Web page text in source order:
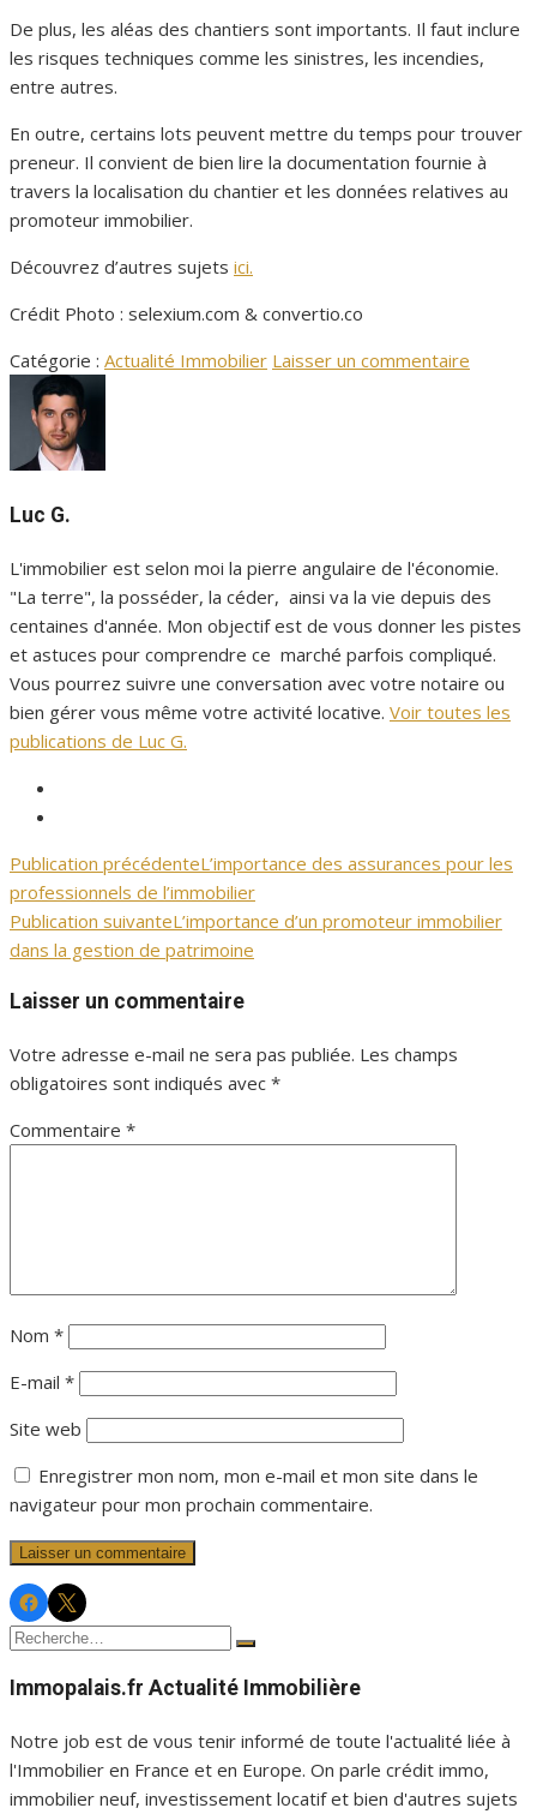
De plus, les aléas des chantiers sont importants. Il faut inclure
les risques techniques comme les sinistres, les incendies,
entre autres.
En outre, certains lots peuvent mettre du temps pour trouver
preneur. Il convient de bien lire la documentation fournie à
travers la localisation du chantier et les données relatives au
promoteur immobilier.
Découvrez d’autres sujets ici.
Crédit Photo : selexium.com & convertio.co
Catégorie : Actualité Immobilier Laisser un commentaire
Luc G.
L'immobilier est selon moi la pierre angulaire de l'économie.
"La terre", la posséder, la céder, ainsi va la vie depuis des
centaines d'année. Mon objectif est de vous donner les pistes
et astuces pour comprendre ce marché parfois compliqué.
Vous pourrez suivre une conversation avec votre notaire ou
bien gérer vous même votre activité locative. Voir toutes les
publications de Luc G.
Navigation
de
l’article
Publication précédenteL’importance des assurances pour les
professionnels de l’immobilier
Publication suivanteL’importance d’un promoteur immobilier
dans la gestion de patrimoine
Laisser un commentaire
Votre adresse e-mail ne sera pas publiée. Les champs
obligatoires sont indiqués avec *
Commentaire *
Nom *
E-mail *
Site web
Enregistrer mon nom, mon e-mail et mon site dans le
navigateur pour mon prochain commentaire.
Facebook
Immopalais
Twitter
Immopalais
Recherche
Rechercher
Immopalais.fr Actualité Immobilière
Notre job est de vous tenir informé de toute l'actualité liée à
l'Immobilier en France et en Europe. On parle crédit immo,
immobilier neuf, investissement locatif et bien d'autres sujets